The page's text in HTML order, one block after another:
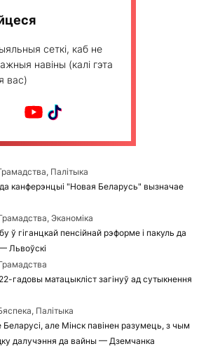
сеткі, каб не
навіны (калі гэта
вас)
Палітыка
канферэнцыі "Новая Беларусь" вызначае
Эканоміка
ў гіганцкай пенсійнай рэформе і пакуль да
Львоўскі
гадовы матацыкліст загінуў ад сутыкнення
Палітыка
Беларусі, але Мінск павінен разумець, з чым
далучэння да вайны — Дземчанка